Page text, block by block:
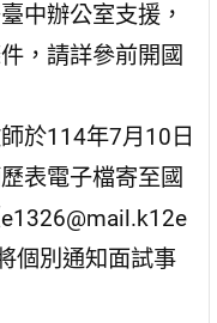
中辦公室支援，
，請詳參前開國
於114年7月10日
表電子檔寄至國
個別通知面試事